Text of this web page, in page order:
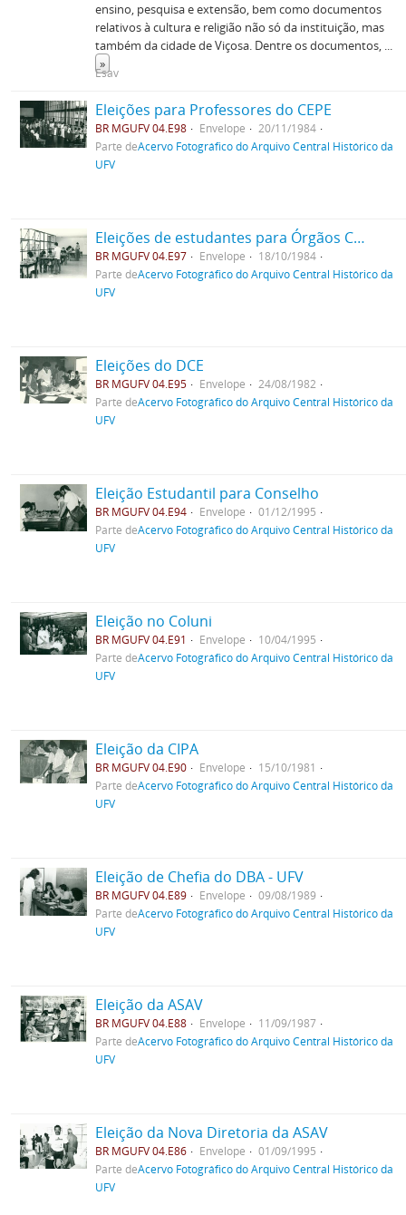
ensino, pesquisa e extensão, bem como documentos
relativos à cultura e religião não só da instituição, mas
também da cidade de Viçosa. Dentre os documentos, ...
»
Esav
Eleições para Professores do CEPE
BR MGUFV 04.E98 Envelope
20/11/1984
Parte deAcervo Fotográfico do Arquivo Central Histórico da
UFV
Eleições de estudantes para Órgãos Colegiados
BR MGUFV 04.E97 Envelope
18/10/1984
Parte deAcervo Fotográfico do Arquivo Central Histórico da
UFV
Eleições do DCE
BR MGUFV 04.E95 Envelope
24/08/1982
Parte deAcervo Fotográfico do Arquivo Central Histórico da
UFV
Eleição Estudantil para Conselho
BR MGUFV 04.E94 Envelope
01/12/1995
Parte deAcervo Fotográfico do Arquivo Central Histórico da
UFV
Eleição no Coluni
BR MGUFV 04.E91 Envelope
10/04/1995
Parte deAcervo Fotográfico do Arquivo Central Histórico da
UFV
Eleição da CIPA
BR MGUFV 04.E90 Envelope
15/10/1981
Parte deAcervo Fotográfico do Arquivo Central Histórico da
UFV
Eleição de Chefia do DBA - UFV
BR MGUFV 04.E89 Envelope
09/08/1989
Parte deAcervo Fotográfico do Arquivo Central Histórico da
UFV
Eleição da ASAV
BR MGUFV 04.E88 Envelope
11/09/1987
Parte deAcervo Fotográfico do Arquivo Central Histórico da
UFV
Eleição da Nova Diretoria da ASAV
BR MGUFV 04.E86 Envelope
01/09/1995
Parte deAcervo Fotográfico do Arquivo Central Histórico da
UFV